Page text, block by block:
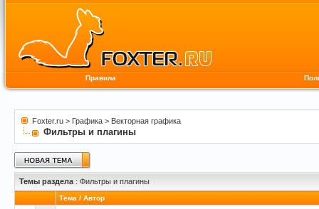
Правила
Foxter.ru > Графика > Векторная графика
Фильтры и плагины
Темы раздела : Фильтры и плагины
Тема / Автор